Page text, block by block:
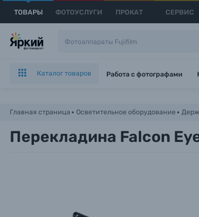
ТОВАРЫ ФОТОУСЛУГИ ПРОКАТ СЕРВИС
Каталог товаров Работа с фотографами
Главная страница Осветительное оборудование
Перекладина Falcon